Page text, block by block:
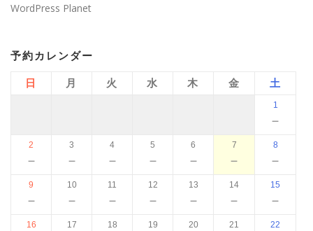
WordPress Planet
予約カレンダー
日 月 火 水 木 金 土
1
－
2
－
3
－
4
－
5
－
6
－
7
－
8
－
9
－
10
－
11
－
12
－
13
－
14
－
15
－
16 17 18 19 20 21 22